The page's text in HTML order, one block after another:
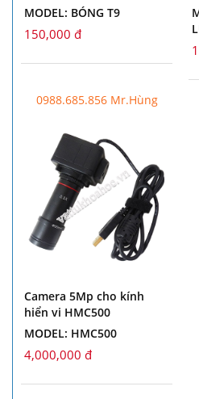
MODEL: BÓNG T9
150,000 đ
0988.685.856 Mr.Hùng
Camera 5Mp cho kính
hiển vi HMC500
MODEL: HMC500
4,000,000 đ